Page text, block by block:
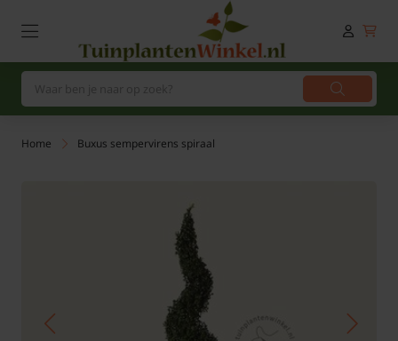
Home Buxus sempervirens spiraal